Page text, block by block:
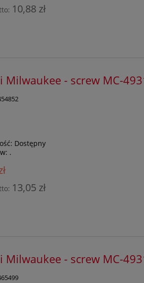
10,88 zł
Milwaukee - screw MC-
Dostępny
.
13,05 zł
Milwaukee - screw MC-